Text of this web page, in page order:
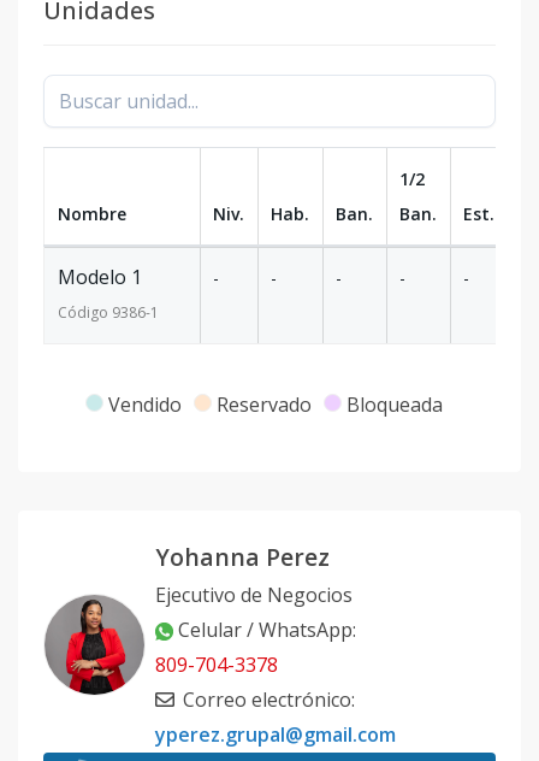
Unidades
Nombre Niv. Hab. Ban.
1/2
Ban.
Est.
Modelo 1
Código 9386-1
- - - - -
Vendido Reservado Bloqueada
Yohanna Perez
Ejecutivo de Negocios
Celular / WhatsApp:
809-704-3378
Correo electrónico:
yperez.grupal@gmail.com